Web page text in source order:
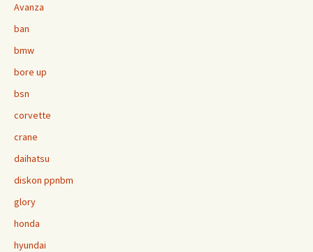
Avanza
ban
bmw
bore up
bsn
corvette
crane
daihatsu
diskon ppnbm
glory
honda
hyundai